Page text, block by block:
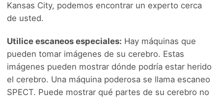
Kansas City, podemos encontrar un experto cerca
de usted.
Utilice escaneos especiales: Hay máquinas que
pueden tomar imágenes de su cerebro. Estas
imágenes pueden mostrar dónde podría estar herido
el cerebro. Una máquina poderosa se llama escaneo
SPECT. Puede mostrar qué partes de su cerebro no